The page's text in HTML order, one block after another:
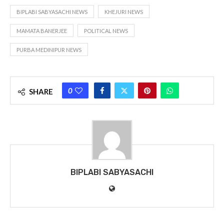
BIPLABI SABYASACHI NEWS KHEJURI NEWS
MAMATA BANERJEE POLITICAL NEWS
PURBA MEDINIPUR NEWS
SHARE 0
BIPLABI SABYASACHI